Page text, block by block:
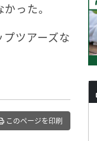
った。
ツアーズな
このページを印刷